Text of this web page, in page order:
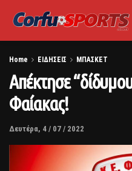
Home ΕΙΔΗΣΕΙΣ ΜΠΑΣΚΕΤ
Απέκτησε
Φαίακας!
Δευτέρα, 4 / 07 / 2022